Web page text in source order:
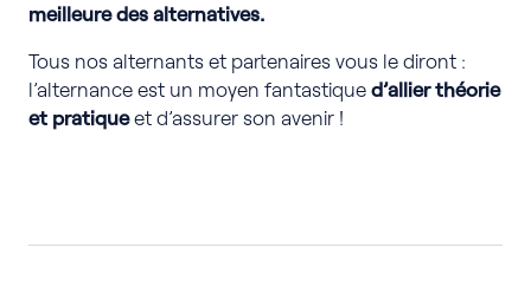
meilleure des alternatives.
Tous nos alternants et partenaires vous le diront :
l’alternance est un moyen fantastique d’allier théorie
et pratiqueet d’assurer son avenir !